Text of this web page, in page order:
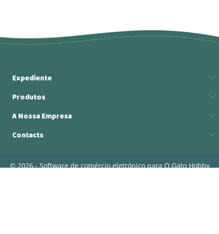
Expediente
Produtos
A Nossa Empresa
Contacts
© 2026 - Software de comércio eletrónico para O Gato Hobby